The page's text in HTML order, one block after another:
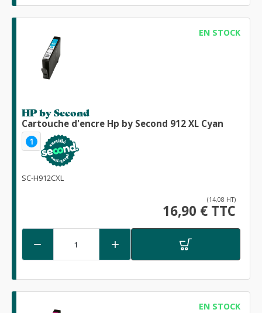
EN STOCK
HP by Second
Cartouche d'encre Hp by Second 912 XL Cyan
1
SC-H912CXL
(14,08 HT)
16,90 € TTC
 
EN STOCK